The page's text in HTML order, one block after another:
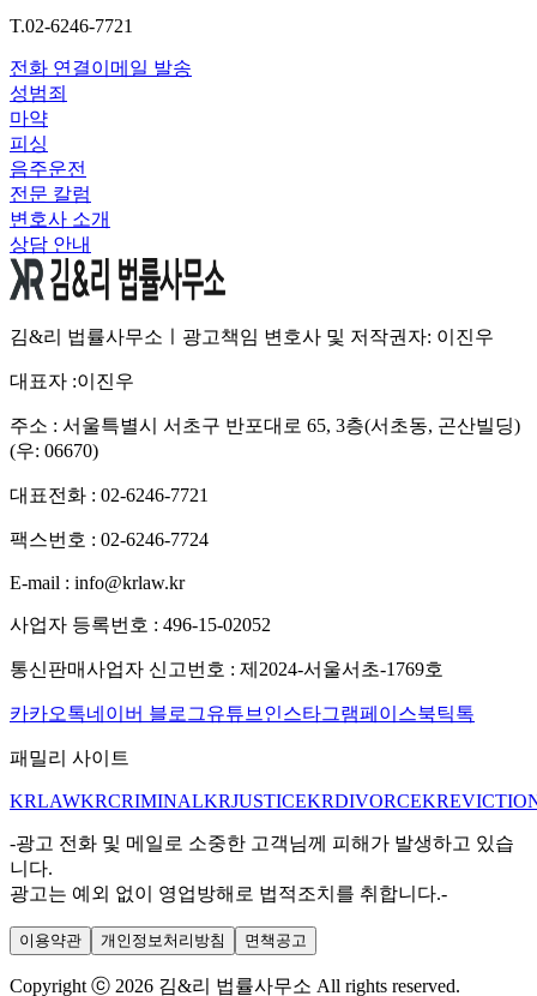
T.02-6246-7721
전화 연결이메일 발송
성범죄
마약
피싱
음주운전
전문 칼럼
변호사 소개
상담 안내
김&리 법률사무소ㅣ광고책임 변호사 및 저작권자: 이진우
대표자 :이진우
주소 : 서울특별시 서초구 반포대로 65, 3층(서초동, 곤산빌딩)
(우: 06670)
대표전화 : 02-6246-7721
팩스번호 : 02-6246-7724
E-mail : info@krlaw.kr
사업자 등록번호 : 496-15-02052
통신판매사업자 신고번호 : 제2024-서울서초-1769호
카카오톡네이버 블로그유튜브 인스타그램페이스북틱톡
패밀리 사이트
KRLAWKRCRIMINALKRJUSTICEKRDIVORCE
-광고 전화 및 메일로 소중한 고객님께 피해가 발생하고 있습
니다.
광고는 예외 없이 영업방해로 법적조치를 취합니다.-
이용약관 개인정보처리방침 면책공고
Copyright ⓒ 2026 김&리 법률사무소 All rights reserved.